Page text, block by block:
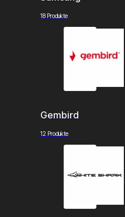
18 Produkte
Gembird
12 Produkte